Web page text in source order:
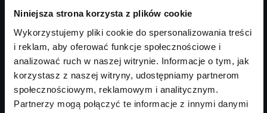
Niniejsza strona korzysta z plików cookie
Wykorzystujemy pliki cookie do spersonalizowania treści
i reklam, aby oferować funkcje społecznościowe i
analizować ruch w naszej witrynie. Informacje o tym, jak
korzystasz z naszej witryny, udostępniamy partnerom
społecznościowym, reklamowym i analitycznym.
Partnerzy mogą połączyć te informacje z innymi danymi
Zapytaj o ofertę Szczegóły